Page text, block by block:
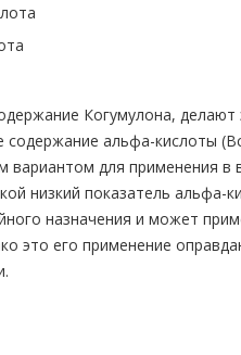
Когумулона, делают
содержание альфа-кислоты
вариантом для применения в
низкий показатель альфа-
назначения и может
это его применение